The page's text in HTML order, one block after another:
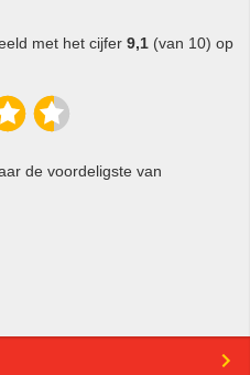
met het cijfer 9,1 (van 10) op
de voordeligste van